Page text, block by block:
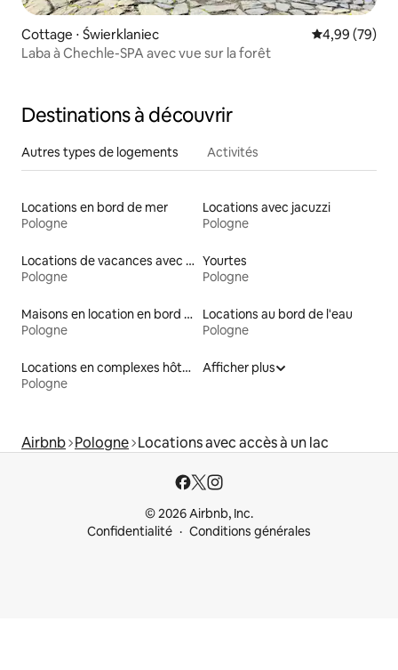
Cottage ⋅ Świerklaniec Évaluation
4,99 (79)
Laba à Chechle-SPA avec vue sur la forêt
Destinations à découvrir
Autres types de logements Activités
Locations en bord de mer
Pologne
Locations avec jacuzzi
Pologne
Locations de vacances avec piscine
Pologne
Yourtes
Pologne
Maisons en location en bord de mer
Pologne
Locations au bord de l'eau
Pologne
Locations en complexes hôteliers
Pologne
Afficher plus
Airbnb Pologne Locations avec accès à un lac
© 2026 Airbnb, Inc.
Confidentialité
Conditions générales